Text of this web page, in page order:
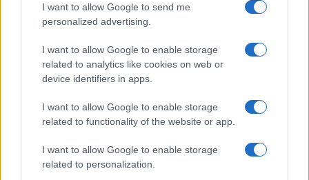
I want to allow Google to send me
personalized advertising.
I want to allow Google to enable storage
related to analytics like cookies on web or
device identifiers in apps.
I want to allow Google to enable storage
related to functionality of the website or app.
I want to allow Google to enable storage
related to personalization.
Europei U18 basket: Italia e Slovenia si sfidano per
l’oro
Dole Basket Rimini: l’arrivo di Simone De Gregori, un
colpo a chilometro zero
sociale della manifestazione sportiva